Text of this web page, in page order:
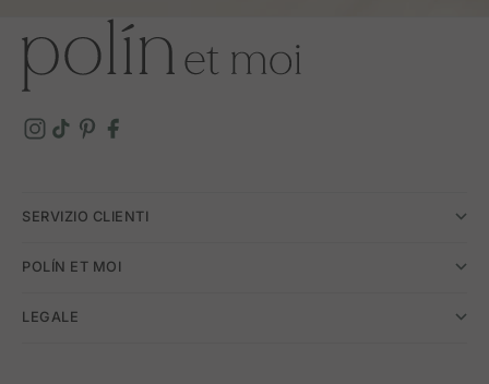
SERVIZIO CLIENTI
POLÍN ET MOI
LEGALE